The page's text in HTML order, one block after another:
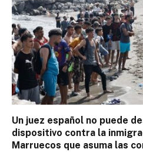
Un juez español no puede
dispositivo contra la
Marruecos que asuma las